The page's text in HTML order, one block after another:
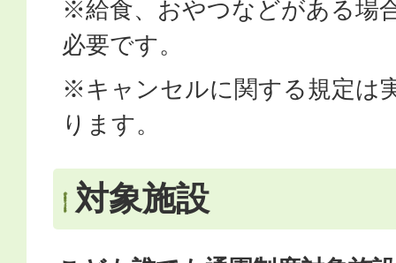
※給食、おやつなどがある場
必要です。
※キャンセルに関する規定は
ります。
対象施設